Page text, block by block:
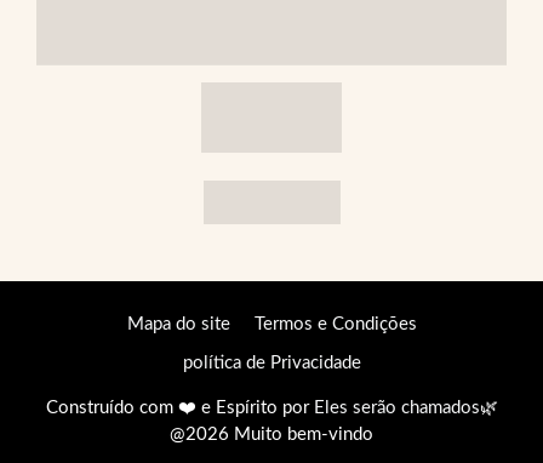
Mapa do site Termos e Condições
política de Privacidade
Construído com ❤️ e Espírito por Eles serão chamados🌿
@2026 Muito bem-vindo